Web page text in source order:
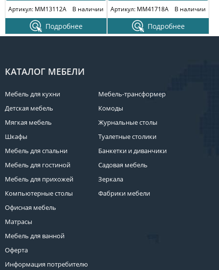
Артикул: MM13112A
В наличии
Подробнее
Артикул: MM41718A
В наличии
Подробнее
КАТАЛОГ МЕБЕЛИ
Мебель для кухни
Детская мебель
Мягкая мебель
Шкафы
Мебель для спальни
Мебель для гостиной
Мебель для прихожей
Компьютерные столы
Офисная мебель
Матрасы
Мебель для ванной
Оферта
Информация потребителю
Мебель-трансформер
Комоды
Журнальные столы
Туалетные столики
Банкетки и диванчики
Садовая мебель
Зеркала
Фабрики мебели